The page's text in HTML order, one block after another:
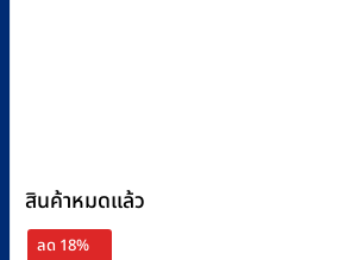
สินค้าหมดแล้ว
ลด 18%